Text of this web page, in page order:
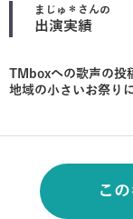
まじゅ＊ さんの
出演実績
TMboxへの歌声の投
地域の小さいお祭り
こ